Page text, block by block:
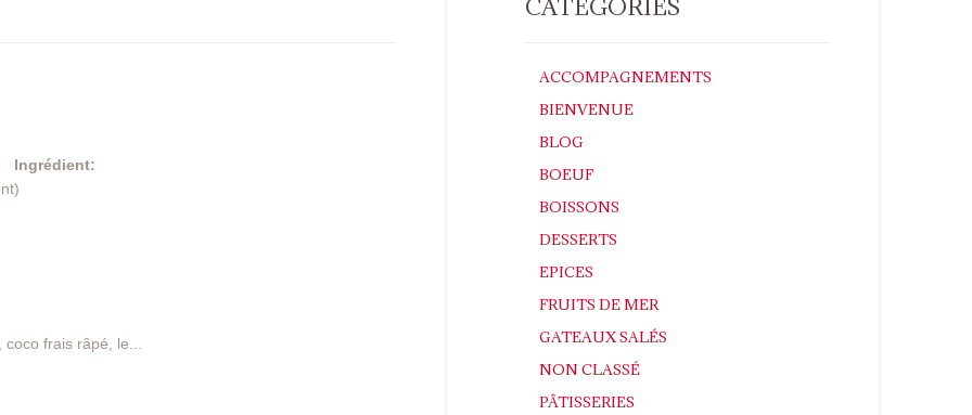
Ingrédient:
frais râpé, le...
CATÉGORIES
ACCOMPAGNEMENTS
BIENVENUE
BLOG
BOEUF
BOISSONS
DESSERTS
EPICES
FRUITS DE MER
GATEAUX SALÉS
NON CLASSÉ
PÂTISSERIES